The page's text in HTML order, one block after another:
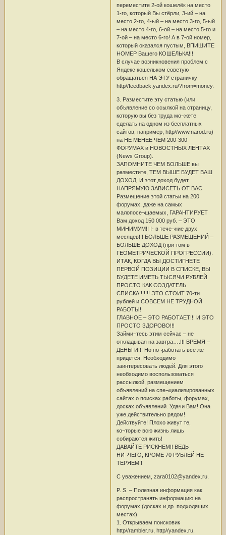
переместите 2-ой кошелёк на место
1-го, который Вы стёрли, 3-ий – на
место 2-го, 4-ый – на место 3-го, 5-ый
– на место 4-го, 6-ой – на место 5-го и
7-ой – на место 6-го! А в 7-ой номер,
который оказался пустым, ВПИШИТЕ
НОМЕР Вашего КОШЕЛЬКА!!!
В случае возникновения проблем с
Яндекс кошельком советую
обращаться НА ЭТУ страничку
http//feedback.yandex.ru/?from=money.
3. Разместите эту статью (или
объявление со ссылкой на страницу,
которую вы без труда мо¬жете
сделать на одном из бесплатных
сайтов, например, http//www.narod.ru)
на НЕ МЕНЕЕ ЧЕМ 200-300
ФОРУМАХ и НОВОСТНЫХ ЛЕНТАХ
(News Group).
ЗАПОМНИТЕ ЧЕМ БОЛЬШЕ вы
разместите, ТЕМ ВЫШЕ БУДЕТ ВАШ
ДОХОД. И этот доход будет
НАПРЯМУЮ ЗАВИСЕТЬ ОТ ВАС.
Размещение этой статьи на 200
форумах, даже на самых
малопосе¬щаемых, ГАРАНТИРУЕТ
Вам доход 150 000 руб. – ЭТО
МИНИМУМ!! !- в тече¬ние двух
месяцев!!! БОЛЬШЕ РАЗМЕЩЕНИЙ –
БОЛЬШЕ ДОХОД (при том в
ГЕОМЕТРИЧЕСКОЙ ПРОГРЕССИИ).
ИТАК, КОГДА ВЫ ДОСТИГНЕТЕ
ПЕРВОЙ ПОЗИЦИИ В СПИСКЕ, ВЫ
БУДЕТЕ ИМЕТЬ ТЫСЯЧИ РУБЛЕЙ
ПРОСТО КАК СОЗДАТЕЛЬ
СПИСКА!!!!!!! ЭТО СТОИТ 70-ти
рублей и СОВСЕМ НЕ ТРУДНОЙ
РАБОТЫ!
ГЛАВНОЕ – ЭТО РАБОТАЕТ!!! И ЭТО
ПРОСТО ЗДОРОВО!!!
Займи¬тесь этим сейчас – не
откладывая на завтра….!!! ВРЕМЯ –
ДЕНЬГИ!!! Но по¬работать всё же
придется. Необходимо
заинтересовать людей. Для этого
необходимо воспользоваться
рассылкой, размещением
объявлений на спе¬циализированных
сайтах о поисках работы, форумах,
досках объявлений. Удачи Вам! Она
уже действительно рядом!
Действуйте! Плохо живут те,
ко¬торые всю жизнь лишь
собираются жить!
ДАВАЙТЕ РИСКНЕМ!! ВЕДЬ
НИ¬ЧЕГО, КРОМЕ 70 РУБЛЕЙ НЕ
ТЕРЯЕМ!!
С уважением, zara0102@yandex.ru.
P. S. – Полезная информация как
распространять информацию на
форумах (досках и др. подходящих
местах)
1. Открываем поисковик
http//rambler.ru, http//yandex.ru,